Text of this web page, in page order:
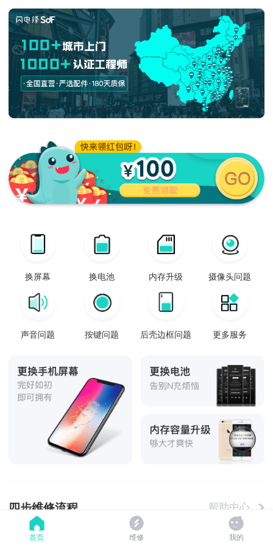
换屏幕 换电池 内存升级 摄像头问题
声音问题 按键问题 后壳边框问题 更多服务
四步维修流程 帮助中心
首页 维修 我的